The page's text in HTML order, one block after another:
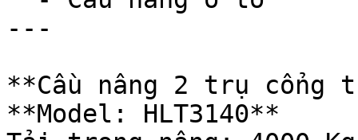
---
**Cầu nâng 2 trụ cổng
**Model: HLT3140**